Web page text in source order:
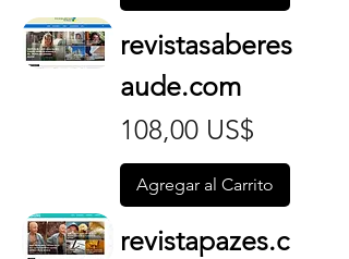
revistasaberes
aude.com
Precio
108,00 US$
Agregar al Carrito
revistapazes.c